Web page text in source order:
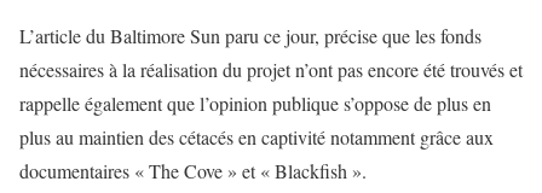
L’article du Baltimore Sun paru ce jour, précise que les fonds
nécessaires à la réalisation du projet n’ont pas encore été trouvés et
rappelle également que l’opinion publique s’oppose de plus en
plus au maintien des cétacés en captivité notamment grâce aux
documentaires « The Cove » et « Blackfish ».